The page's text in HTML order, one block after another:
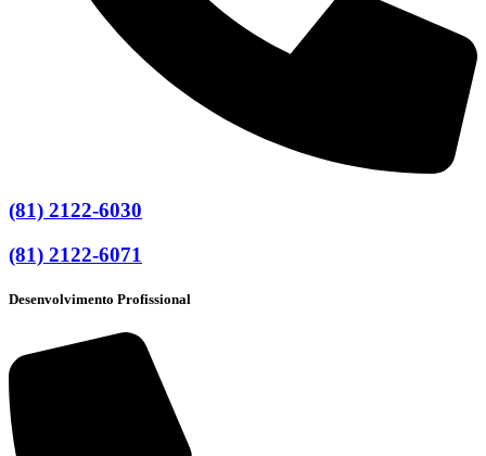
(81) 2122-6030
(81) 2122-6071
Desenvolvimento Profissional